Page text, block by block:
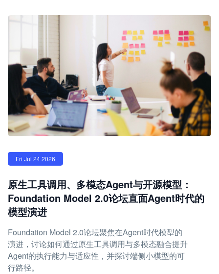
Fri Jul 24 2026
原生工具调用、多模态Agent与开源模型：
Foundation Model 2.0论坛直面Agent时代的
模型演进
Foundation Model 2.0论坛聚焦在Agent时代模型的
演进，讨论如何通过原生工具调用与多模态融合提升
Agent的执行能力与适应性，并探讨端侧小模型的可
行路径。